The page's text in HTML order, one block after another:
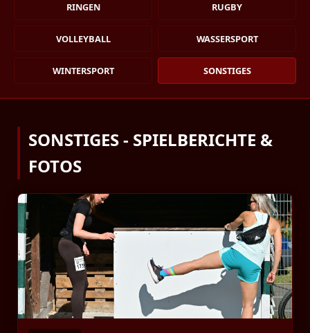
RINGEN RUGBY
VOLLEYBALL WASSERSPORT
WINTERSPORT SONSTIGES
SONSTIGES - SPIELBERICHTE &
FOTOS